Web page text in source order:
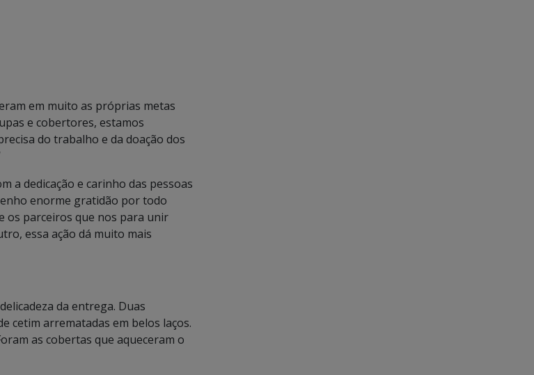
em muito as próprias metas
e cobertores, estamos
do trabalho e da doação dos
a dedicação e carinho das pessoas
enorme gratidão por todo
os parceiros que nos para unir
essa ação dá muito mais
da entrega. Duas
cetim arrematadas em belos laços.
as cobertas que aqueceram o